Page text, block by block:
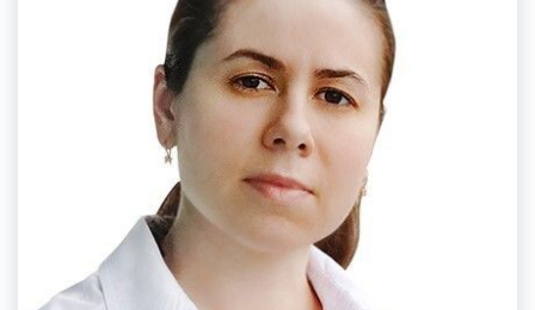
Союза врачей Кубани. Имеет высшую
квалификационную категорию.